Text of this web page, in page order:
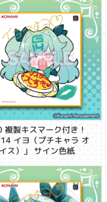
複製キスマーク付き！
14 イヨ（プチキャラ オ
ス）」 サイン色紙